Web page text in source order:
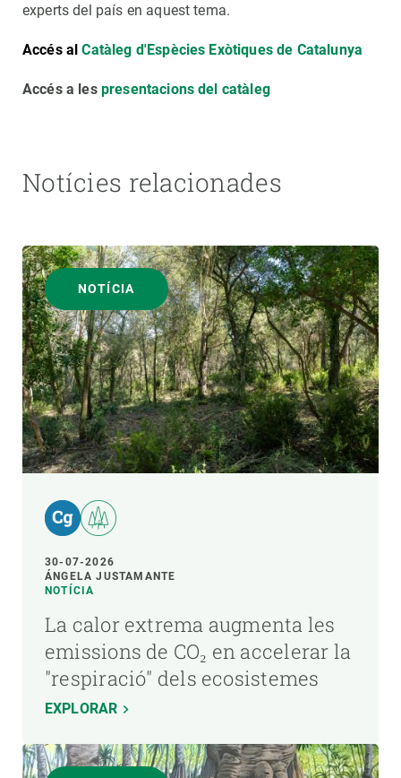
experts del país en aquest tema.
Accés al Catàleg d'Espècies Exòtiques de Catalunya
Accés a les presentacions del catàleg
Notícies relacionades
NOTÍCIA
30-07-2026
ÁNGELA JUSTAMANTE
NOTÍCIA
La calor extrema augmenta les
emissions de CO₂ en accelerar la
"respiració" dels ecosistemes
EXPLORAR